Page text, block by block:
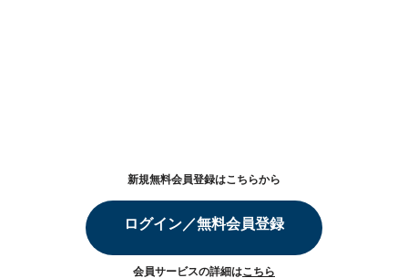
新規無料会員登録はこちらから
ログイン／無料会員登録
会員サービスの詳細はこちら